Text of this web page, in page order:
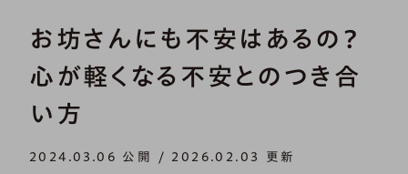
お坊さんにも不安はあるの？
心が軽くなる不安とのつき合
い方
2024.03.06 公開 / 2026.02.03 更新